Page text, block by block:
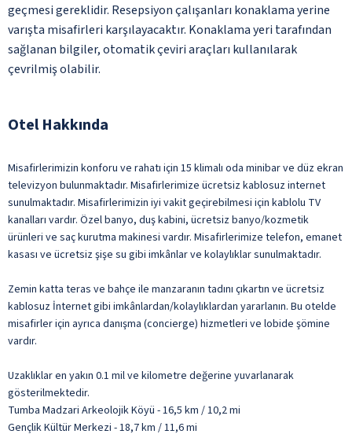
geçmesi gereklidir. Resepsiyon çalışanları konaklama yerine
varışta misafirleri karşılayacaktır. Konaklama yeri tarafından
sağlanan bilgiler, otomatik çeviri araçları kullanılarak
çevrilmiş olabilir.
Otel Hakkında
Misafirlerimizin konforu ve rahatı için 15 klimalı oda minibar ve düz ekran
televizyon bulunmaktadır. Misafirlerimize ücretsiz kablosuz internet
sunulmaktadır. Misafirlerimizin iyi vakit geçirebilmesi için kablolu TV
kanalları vardır. Özel banyo, duş kabini, ücretsiz banyo/kozmetik
ürünleri ve saç kurutma makinesi vardır. Misafirlerimize telefon, emanet
kasası ve ücretsiz şişe su gibi imkânlar ve kolaylıklar sunulmaktadır.
Zemin katta teras ve bahçe ile manzaranın tadını çıkartın ve ücretsiz
kablosuz İnternet gibi imkânlardan/kolaylıklardan yararlanın. Bu otelde
misafirler için ayrıca danışma (concierge) hizmetleri ve lobide şömine
vardır.
Uzaklıklar en yakın 0.1 mil ve kilometre değerine yuvarlanarak
gösterilmektedir.
Tumba Madzari Arkeolojik Köyü - 16,5 km / 10,2 mi
Gençlik Kültür Merkezi - 18,7 km / 11,6 mi